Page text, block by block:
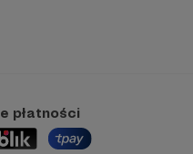
płatności